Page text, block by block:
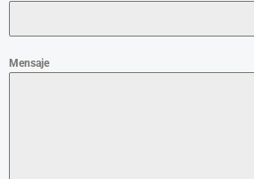
Mensaje